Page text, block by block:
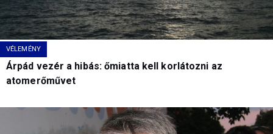
VÉLEMÉNY
Árpád vezér a hibás: őmiatta kell korlátozni az
atomerőművet